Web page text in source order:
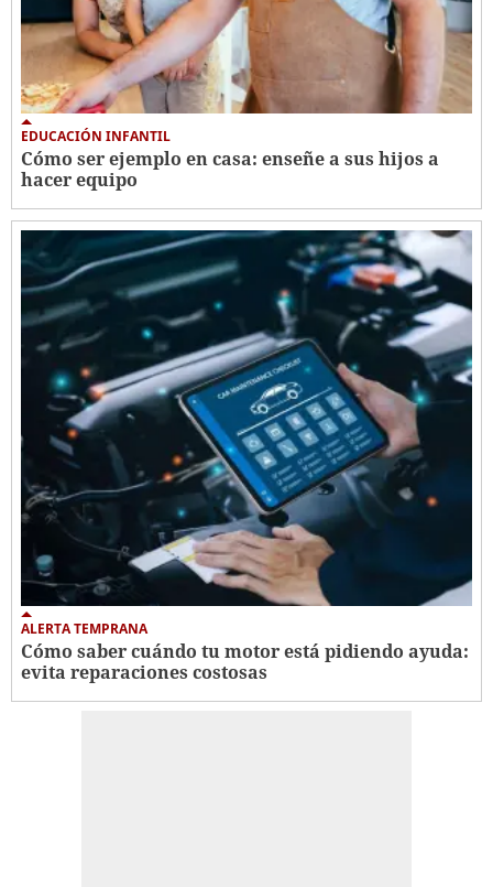
EDUCACIÓN INFANTIL
Cómo ser ejemplo en casa: enseñe a sus hijos a
hacer equipo
ALERTA TEMPRANA
Cómo saber cuándo tu motor está pidiendo ayuda:
evita reparaciones costosas